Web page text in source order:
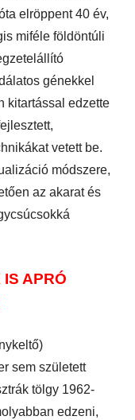
elröppent 40 év,
miféle földöntúli
génekkel
kitartással edzette
vetett be.
módszere,
az akarat és
APRÓ
sem született
tölgy 1962-
edzeni,